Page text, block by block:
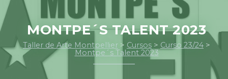
MONTPE´S TALENT 2023
Taller de Arte Montpellier > Cursos > Curso 23/24 >
Montpe´s Talent 2023